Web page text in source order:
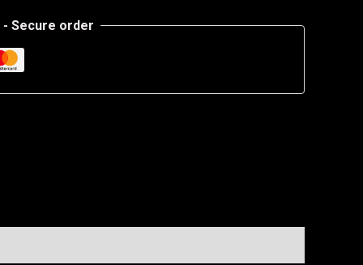
Secure order